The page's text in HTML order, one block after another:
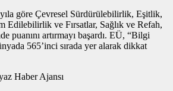
göre Çevresel Sürdürülebilirlik, Eşitlik,
Edilebilirlik ve Fırsatlar, Sağlık ve Refah,
puanını artırmayı başardı. EÜ, “Bilgi
565’inci sırada yer alarak dikkat
Haber Ajansı